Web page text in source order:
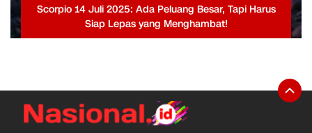
Scorpio 14 Juli 2025: Ada Peluang Besar, Tapi Harus
Siap Lepas yang Menghambat!